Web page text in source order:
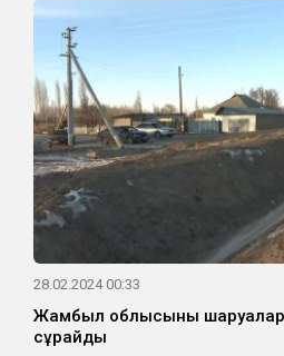
28.02.2024 00:33
Жамбыл облысының
сұрайды